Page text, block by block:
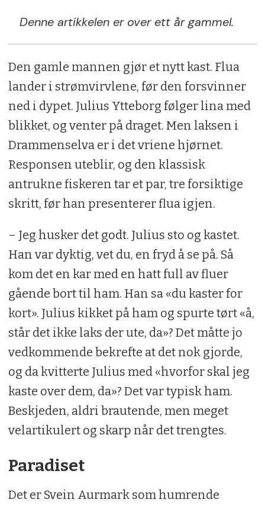
Denne artikkelen er over ett år gammel.
Den gamle mannen gjør et nytt kast. Flua
lander i strømvirvlene, før den forsvinner
ned i dypet. Julius Ytteborg følger lina med
blikket, og venter på draget. Men laksen i
Drammenselva er i det vriene hjørnet.
Responsen uteblir, og den klassisk
antrukne fiskeren tar et par, tre forsiktige
skritt, før han presenterer flua igjen.
– Jeg husker det godt. Julius sto og kastet.
Han var dyktig, vet du, en fryd å se på. Så
kom det en kar med en hatt full av fluer
gående bort til ham. Han sa «du kaster for
kort». Julius kikket på ham og spurte tørt «å,
står det ikke laks der ute, da»? Det måtte jo
vedkommende bekrefte at det nok gjorde,
og da kvitterte Julius med «hvorfor skal jeg
kaste over dem, da»? Det var typisk ham.
Beskjeden, aldri brautende, men meget
velartikulert og skarp når det trengtes.
Paradiset
Det er Svein Aurmark som humrende